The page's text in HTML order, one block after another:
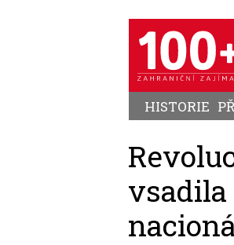
HISTORIE
vsadila